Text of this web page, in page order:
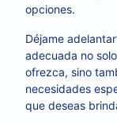
opciones.
Déjame
adecuada no
ofrezca, sino
necesidades
que deseas